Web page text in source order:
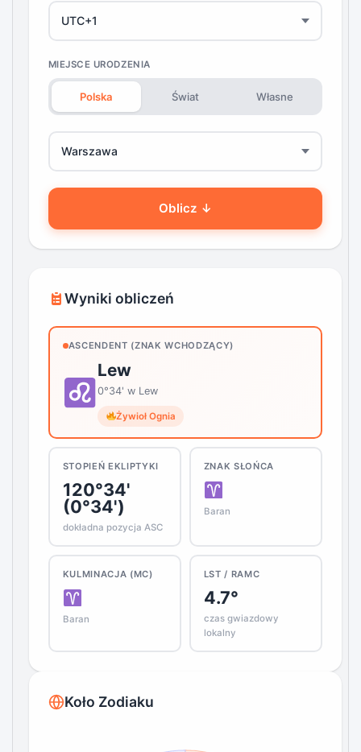
MIEJSCE URODZENIA
Polska Świat Własne
Oblicz ↓
Wyniki obliczeń
ASCENDENT (ZNAK WCHODZĄCY)
Lew
0°34' w Lew
Żywioł Ognia
STOPIEŃ EKLIPTYKI
120°34'
(0°34')
dokładna pozycja ASC
ZNAK SŁOŃCA
Baran
KULMINACJA (MC)
Baran
LST / RAMC
4.7°
czas gwiazdowy
lokalny
Koło Zodiaku